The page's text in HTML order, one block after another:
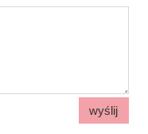
wyślij